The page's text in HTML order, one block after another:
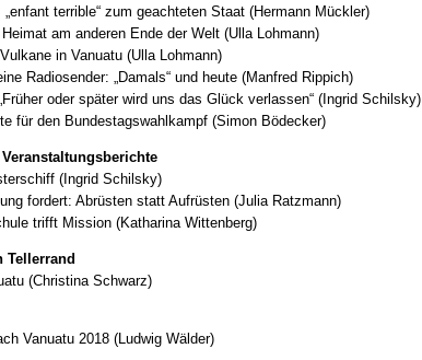
„enfant terrible“ zum geachteten Staat (Hermann Mückler)
am anderen Ende der Welt (Ulla Lohmann)
in Vanuatu (Ulla Lohmann)
Radiosender: „Damals“ und heute (Manfred Rippich)
oder später wird uns das Glück verlassen“ (Ingrid Schilsky)
für den Bundestagswahlkampf (Simon Bödecker)
(Ingrid Schilsky)
fordert: Abrüsten statt Aufrüsten (Julia Ratzmann)
trifft Mission (Katharina Wittenberg)
Tellerrand
(Christina Schwarz)
Vanuatu 2018 (Ludwig Wälder)